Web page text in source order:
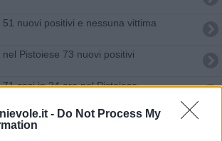
- Do Not Process My
51 nuovi positivi e nessuna vittima
nel Pistoiese 73 nuovi positivi
71 casi in 24 ore nel Pistoiese
74 casi in 24 ore nel Pistoiese